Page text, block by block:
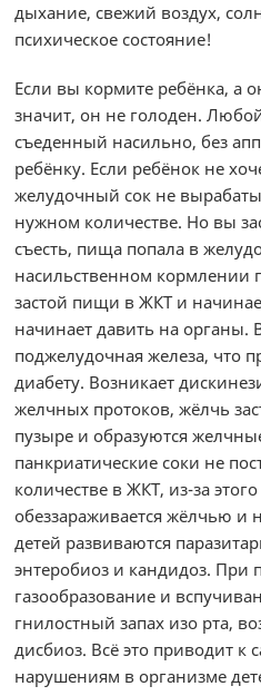
дыхание, свежий воздух,
психическое состояние!
Если вы кормите ребёнка, а
значит, он не голоден.
съеденный насильно, без
ребёнку. Если ребёнок не
желудочный сок не
нужном количестве. Но вы
съесть, пища попала в
насильственном кормлении
застой пищи в ЖКТ и
начинает давить на органы.
поджелудочная железа, что
диабету. Возникает
желчных протоков, жёлчь
пузыре и образуются
панкриатические соки не
количестве в ЖКТ, из-за
обеззараживается жёлчью и
детей развиваются
энтеробиоз и кандидоз. При
газообразование и
гнилостный запах изо рта,
дисбиоз. Всё это приводит к
нарушениям в организме